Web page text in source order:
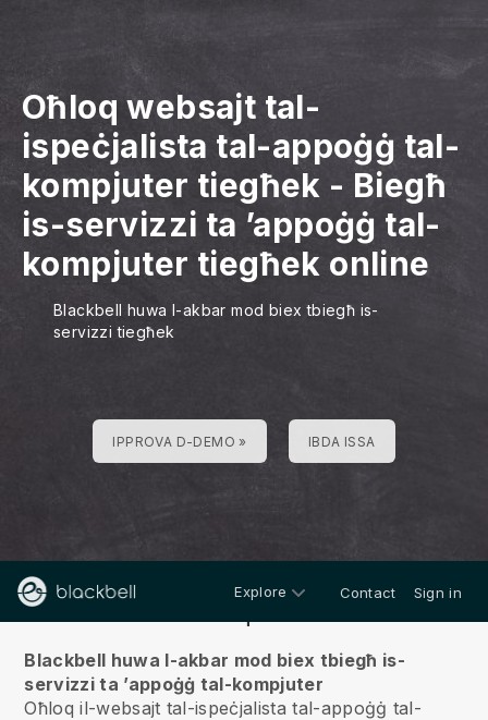
Oħloq websajt tal-
ispeċjalista tal-appoġġ tal-
kompjuter tiegħek - Biegħ
is-servizzi ta ’appoġġ tal-
kompjuter tiegħek online
Blackbell huwa l-akbar mod biex tbiegħ is-
servizzi tiegħek
IPPROVA D-DEMO » IBDA ISSA
Explore Contact Sign in
Blackbell huwa l-akbar mod biex tbiegħ is-
servizzi ta ’appoġġ tal-kompjuter
Oħloq il-websajt tal-ispeċjalista tal-appoġġ tal-